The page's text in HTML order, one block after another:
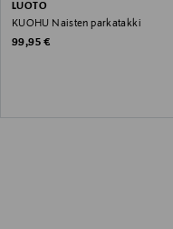
LUOTO
KUOHU Naisten parkatakki
Original Price
99,95 €